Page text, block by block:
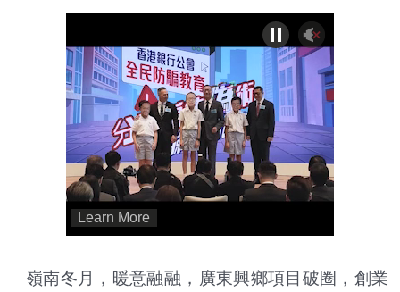
嶺南冬月，暖意融融，廣東興鄉項目破圈，創業